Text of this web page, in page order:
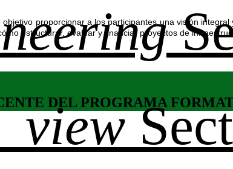
proporcionar a los participantes una visión
estructurar, evaluar y financiar proyectos de
DEL PROGRAMA